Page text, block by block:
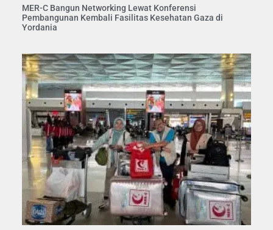
MER-C Bangun Networking Lewat Konferensi
Pembangunan Kembali Fasilitas Kesehatan Gaza di
Yordania